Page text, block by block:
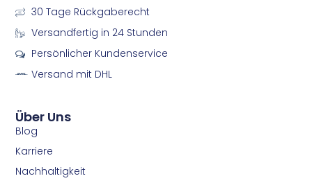
a
c
e
b
o
k
n
s
t
g
a
Über Uns
Blog
Karriere
Nachhaltigkeit
30 Tage Rückgaberecht
Versandfertig in 24 Stunden
Persönlicher Kundenservice
Versand mit DHL